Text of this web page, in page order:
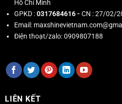
Hồ Chí Minh
GPKD :0317684616 - CN : 27/02/
Email:
Điện thoạt/zalo:0909807188
LIÊN KẾT